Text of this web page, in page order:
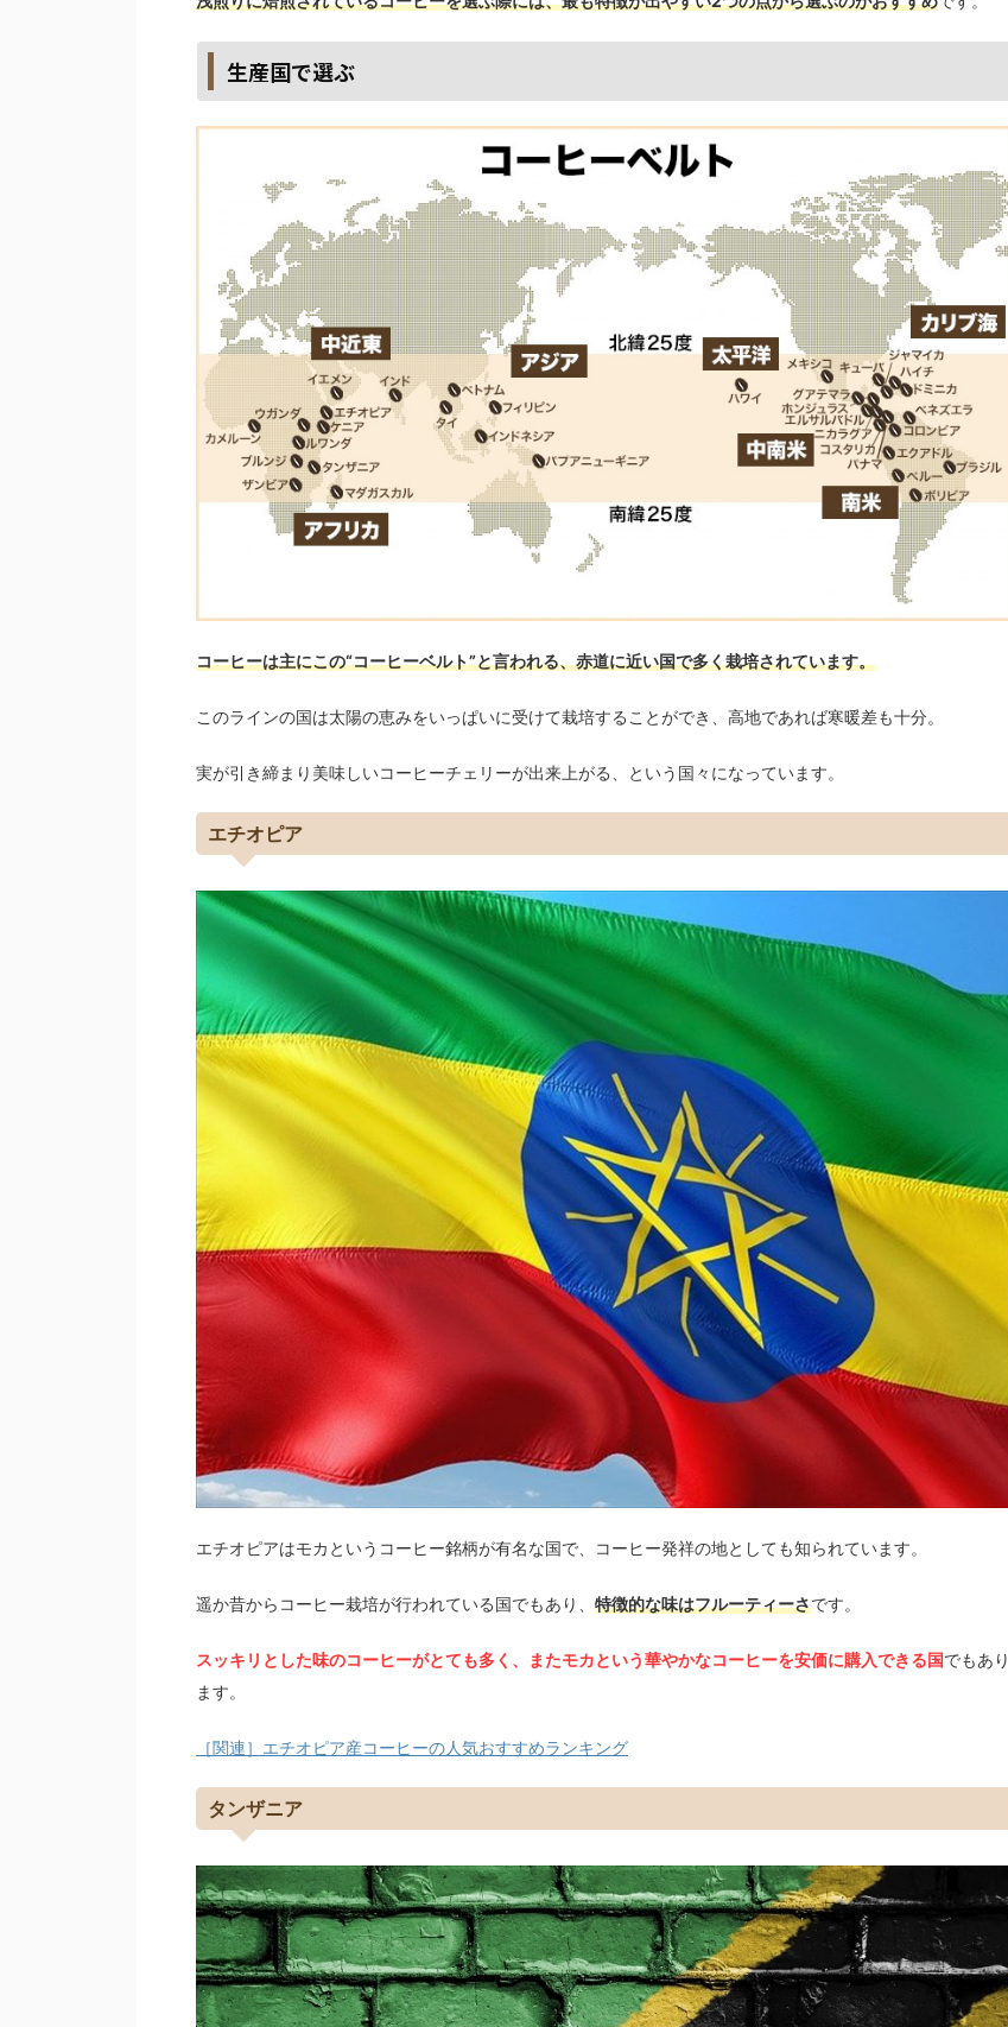
生産国で選ぶ
コーヒーは主にこの“コーヒーベルト”と言われる、赤道に近い国で多く栽培されています。
このラインの国は太陽の恵みをいっぱいに受けて栽培することができ、高地であれば寒暖差も十分。
実が引き締まり美味しいコーヒーチェリーが出来上がる、という国々になっています。
エチオピア
エチオピアはモカというコーヒー銘柄が有名な国で、コーヒー発祥の地としても知られています。
遥か昔からコーヒー栽培が行われている国でもあり、 特徴的な味はフルーティーさです。
スッキリとした味のコーヒーがとても多く、またモカという華やかなコーヒーを安価に購入できる国でもあり
ます。
［関連］エチオピア産コーヒーの人気おすすめランキング
タンザニア